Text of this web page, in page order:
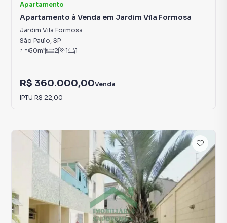
Apartamento
Apartamento à Venda em Jardim Vila Formosa
Jardim Vila Formosa
São Paulo, SP
50m² 2 1 1
R$ 360.000,00Venda
IPTU R$ 22,00